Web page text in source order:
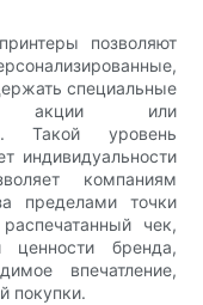
позволяют
специальные
акции или
Такой уровень
индивидуальности
компаниям
пределами точки
чек,
ценности бренда,
впечатление,
покупки.